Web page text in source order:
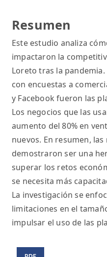
Resumen
Este estudio analiza
impactaron la
Loreto tras la
con encuestas a
y Facebook fueron las
Los negocios que las
aumento del 80% en
nuevos. En resumen, las
demostraron ser una
superar los retos
se necesita más
La investigación se
limitaciones en el
impulsar el uso de las